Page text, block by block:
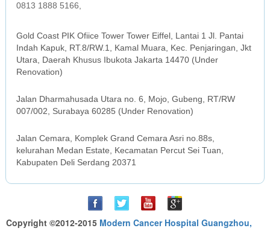
0813 1888 5166,
Gold Coast PIK Ofiice Tower Tower Eiffel, Lantai 1 Jl. Pantai
Indah Kapuk, RT.8/RW.1, Kamal Muara, Kec. Penjaringan, Jkt
Utara, Daerah Khusus Ibukota Jakarta 14470 (Under
Renovation)
Jalan Dharmahusada Utara no. 6, Mojo, Gubeng, RT/RW
007/002, Surabaya 60285 (Under Renovation)
Jalan Cemara, Komplek Grand Cemara Asri no.88s,
kelurahan Medan Estate, Kecamatan Percut Sei Tuan,
Kabupaten Deli Serdang 20371
Copyright ©2012-2015 Modern Cancer Hospital Guangzhou,